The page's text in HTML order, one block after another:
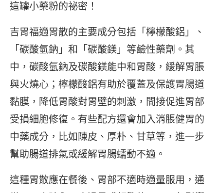
這罐小藥粉的祕密！
吉胃福適胃散的主要成分包括「檸檬酸鋁」、
「碳酸氫鈉」和「碳酸鎂」等鹼性藥劑。其
中，碳酸氫鈉及碳酸鎂能中和胃酸，緩解胃脹
與火燒心；檸檬酸鋁有助於覆蓋及保護胃腸道
黏膜，降低胃酸對胃壁的刺激，間接促進胃部
受損細胞修復。有些配方還會加入消脹健胃的
中藥成分，比如陳皮、厚朴、甘草等，進一步
幫助腸道排氣或緩解胃腸蠕動不適。
這種胃散應在餐後、胃部不適時適量服用，通